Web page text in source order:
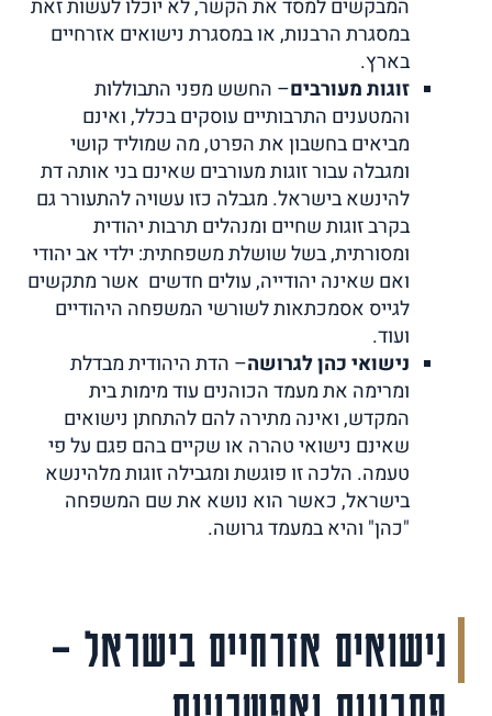
המבקשים למסד את הקשר, לא יוכלו לעשות זאת
במסגרת הרבנות, או במסגרת נישואים אזרחיים
בארץ.
זוגות מעורבים– החשש מפני התבוללות
והמטענים התרבותיים עוסקים בכלל, ואינם
מביאים בחשבון את הפרט, מה שמוליד קושי
ומגבלה עבור זוגות מעורבים שאינם בני אותה דת
להינשא בישראל. מגבלה כזו עשויה להתעורר גם
בקרב זוגות שחיים ומנהלים תרבות יהודית
ומסורתית, בשל שושלת משפחתית: ילדי אב יהודי
ואם שאינה יהודייה, עולים חדשים אשר מתקשים
לגייס אסמכתאות לשורשי המשפחה היהודיים
ועוד.
נישואי כהן לגרושה– הדת היהודית מבדלת
ומרימה את מעמד הכוהנים עוד מימות בית
המקדש, ואינה מתירה להם להתחתן נישואים
שאינם נישואי טהרה או שקיים בהם פגם על פי
טעמה. הלכה זו פוגשת ומגבילה זוגות מלהינשא
בישראל, כאשר הוא נושא את שם המשפחה
"כהן" והיא במעמד גרושה.
נישואים אזרחיים בישראל –